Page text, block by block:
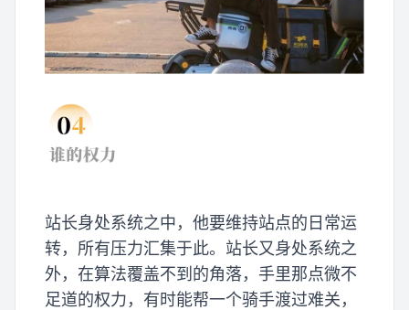
站长身处系统之中，他要维持站点的日常运
转，所有压力汇集于此。站长又身处系统之
外，在算法覆盖不到的角落，手里那点微不
足道的权力，有时能帮一个骑手渡过难关，